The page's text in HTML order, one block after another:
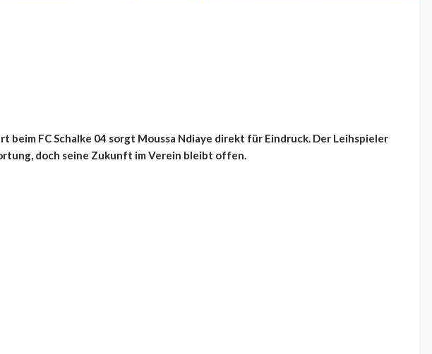
beim FC Schalke 04 sorgt Moussa Ndiaye direkt für Eindruck. Der Leihspieler
doch seine Zukunft im Verein bleibt offen.